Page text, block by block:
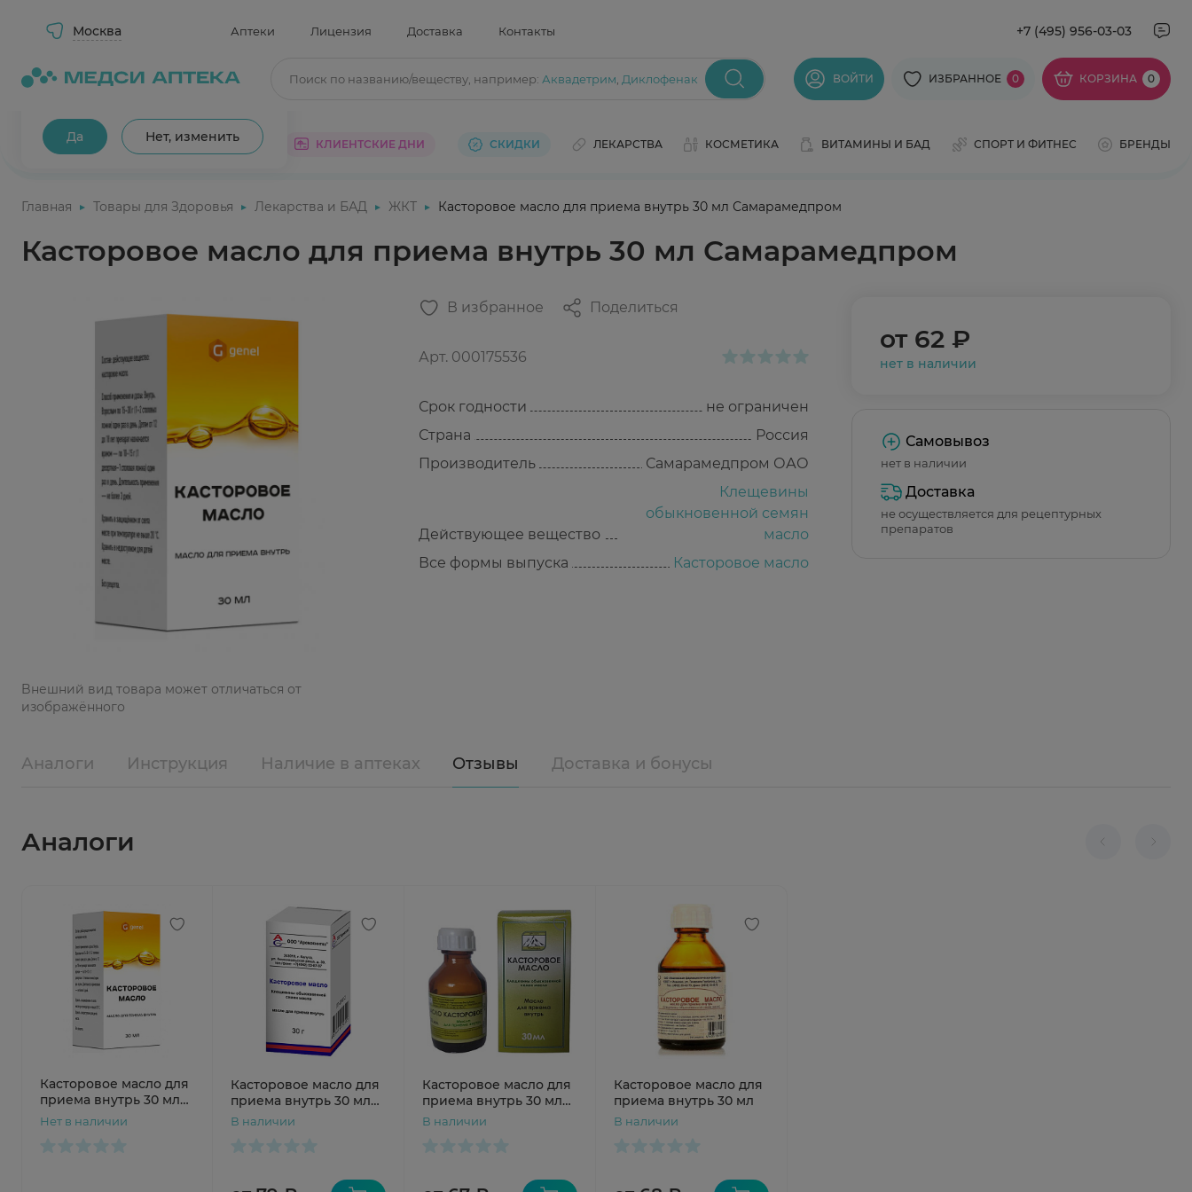
Москва
Ваш город Москва?
Да Нет, изменить
Аптеки Лицензия Доставка Контакты +7 (495) 956-03-03
Поиск по названию/веществу, например: Аквадетрим Диклофенак ВОЙТИ ИЗБРАННОЕ 0 КОРЗИНА 0
КАТАЛОГ АКЦИИ КЛИЕНТСКИЕ ДНИ СКИДКИ ЛЕКАРСТВА КОСМЕТИКА ВИТАМИНЫ И БАД СПОРТ И ФИТНЕС БРЕНДЫ
Главная Товары для Здоровья Лекарства и БАД ЖКТ Касторовое масло для приема внутрь 30 мл Самарамедпром
Касторовое масло для приема внутрь 30 мл Самарамедпром
Bнешний вид товара может отличаться от
изображённого
В избранное Поделиться
Арт. 000175536
Срок годности
не ограничен
Страна
Россия
Производитель
Самарамедпром ОАО
Действующее вещество
Клещевины
обыкновенной семян
масло
Все формы выпуска
Касторовое масло
от 62 ₽
нет в наличии
Самовывоз
нет в наличии
Доставка
не осуществляется для рецептурных
препаратов
Аналоги Инструкция Наличие в аптеках Отзывы Доставка и бонусы
Аналоги
Касторовое масло для
приема внутрь 30 мл
Самарамедпром
Нет в наличии
Касторовое масло для
приема внутрь 30 мл
Аромасинтез
В наличии
Касторовое масло для
приема внутрь 30 мл
Флора Кавказа
В наличии
Касторовое масло для
приема внутрь 30 мл
В наличии